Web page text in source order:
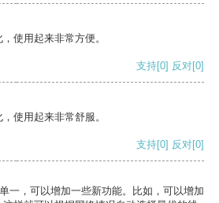
使用起来非常方便。
支持[0] 反对[0]
使用起来非常舒服。
支持[0] 反对[0]
一，可以增加一些新功能。比如，可以增加